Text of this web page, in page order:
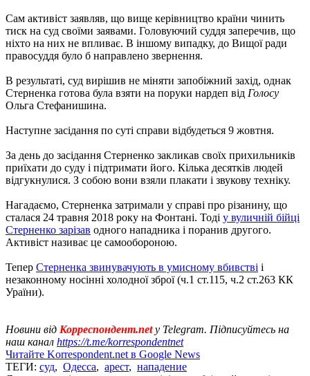
Сам активіст заявляв, що вище керівництво країни чинить
тиск на суд своїми заявами. Головуючий суддя заперечив, що
ніхто на них не впливає. В іншому випадку, до Вищої ради
правосуддя було б направлено звернення.
В результаті, суд вирішив не міняти запобіжний захід, однак
Стерненка готова була взяти на поруки нардеп від Голосу
Ольга Стефанишина.
Наступне засідання по суті справи відбудеться 9 жовтня.
За день до засідання Стерненко закликав своїх прихильників
приїхати до суду і підтримати його. Кілька десятків людей
відгукнулися. З собою вони взяли плакати і звукову техніку.
Нагадаємо, Стерненка затримали у справі про різанину, що
сталася 24 травня 2018 року на Фонтані. Тоді у вуличній бійці
Стерненко зарізав одного нападника і поранив другого.
Активіст називає це самообороною.
Тепер Стерненка звинувачують в умисному вбивстві і
незаконному носінні холодної зброї (ч.1 ст.115, ч.2 ст.263 КК
Ураїни).
Новини від Корреспондент.netу Telegram. Підписуйтесь на
наш канал https://t.me/korrespondentnet
Читайте Korrespondent.net в Google News
ТЕГИ: суд, Одесса, арест, нападение